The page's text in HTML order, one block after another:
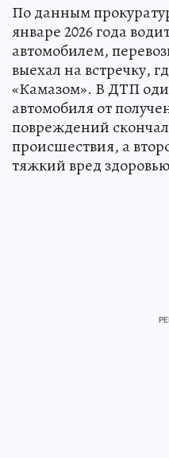
По данным
январе 2026 года
автомобилем,
выехал на встречку,
«Камазом». В ДТП
автомобиля от
повреждений
происшествия, а
тяжкий вред